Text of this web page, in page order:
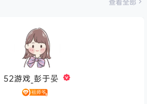
52游戏_彭于晏